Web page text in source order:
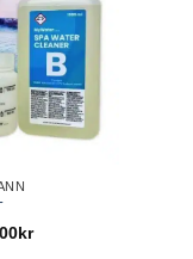
kr